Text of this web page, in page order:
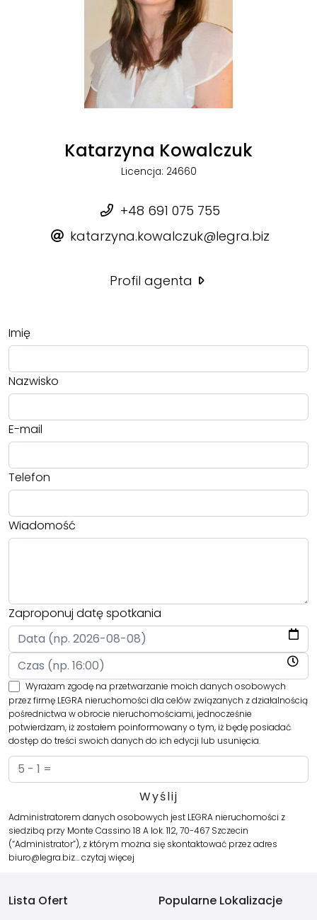
Katarzyna Kowalczuk
Licencja: 24660
+48 691 075 755
katarzyna.kowalczuk@legra.biz
Profil agenta
Imię
Nazwisko
E-mail
Telefon
Wiadomość
Zaproponuj datę spotkania
Wyrażam zgodę na przetwarzanie moich danych osobowych
przez firmę LEGRA nieruchomości dla celów związanych z działalnością
pośrednictwa w obrocie nieruchomościami, jednocześnie
potwierdzam, iż zostałem poinformowany o tym, iż będę posiadać
dostęp do treści swoich danych do ich edycji lub usunięcia.
Administratorem danych osobowych jest LEGRA nieruchomości z
siedzibą przy Monte Cassino 18 A lok. 112, 70-467 Szczecin
(“Administrator”), z którym można się skontaktować przez adres
biuro@legra.biz…czytaj więcej
Lista Ofert
Popularne Lokalizacje